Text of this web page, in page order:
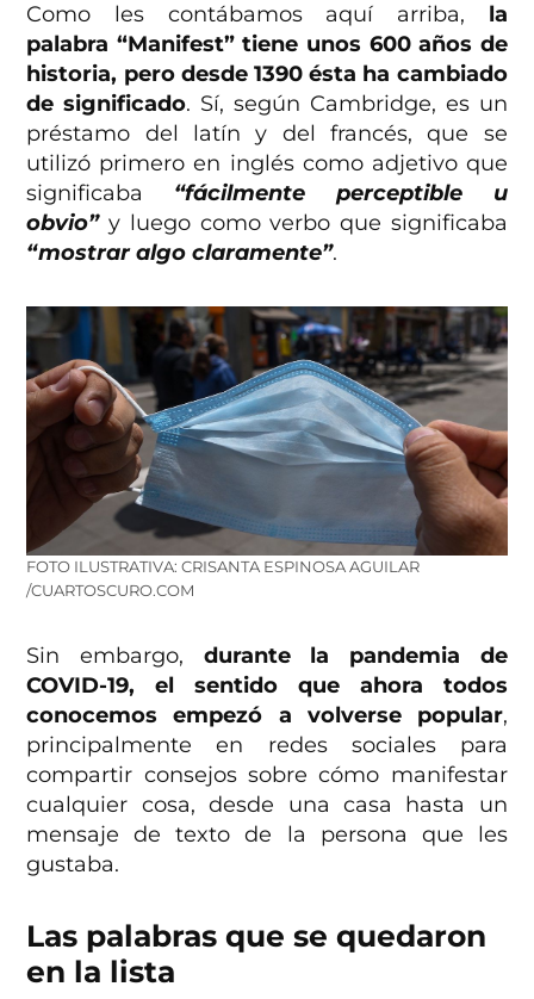
Como les contábamos aquí arriba, la
palabra “Manifest” tiene unos 600 años de
historia, pero desde 1390 ésta ha cambiado
de significado. Sí, según Cambridge, es un
préstamo del latín y del francés, que se
utilizó primero en inglés como adjetivo que
significaba “fácilmente perceptible u
obvio”y luego como verbo que significaba
“mostrar algo claramente”.
FOTO ILUSTRATIVA: CRISANTA ESPINOSA AGUILAR
/CUARTOSCURO.COM
Sin embargo, durante la pandemia de
COVID-19, el sentido que ahora todos
conocemos empezó a volverse popular,
principalmente en redes sociales para
compartir consejos sobre cómo manifestar
cualquier cosa, desde una casa hasta un
mensaje de texto de la persona que les
gustaba.
Las palabras que se quedaron
en la lista